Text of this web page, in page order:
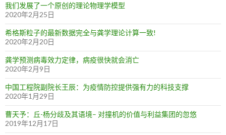
我们发展了一个原创的理论物理学模型
2020年2月25日
希格斯粒子的最新数据完全与龚学理论计算一致!
2020年2月20日
龚学预测病毒效力定律，病疫很快就会消亡
2020年2月9日
中国工程院副院长王辰：为疫情防控提供强有力的科技支撑
2020年1月29日
曹天予：丘-杨分歧及其语境– 对撞机的价值与利益集团的忽悠
2019年12月17日